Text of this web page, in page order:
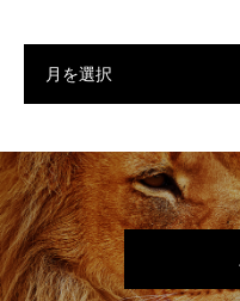
月を選択